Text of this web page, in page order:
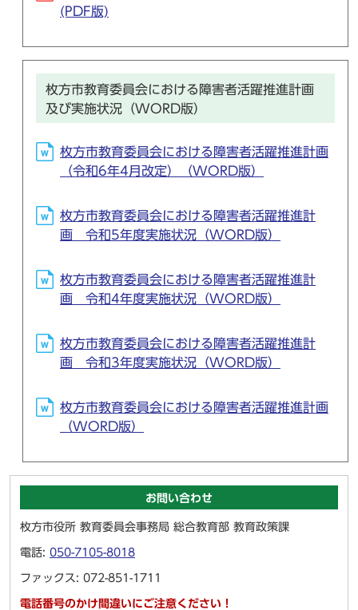
(PDF版)
枚方市教育委員会における障害者活躍推進計画
及び実施状況（WORD版）
枚方市教育委員会における障害者活躍推進計画
（令和6年4月改定）（WORD版）
枚方市教育委員会における障害者活躍推進計
画 令和5年度実施状況（WORD版）
枚方市教育委員会における障害者活躍推進計
画 令和4年度実施状況（WORD版）
枚方市教育委員会における障害者活躍推進計
画 令和3年度実施状況（WORD版）
枚方市教育委員会における障害者活躍推進計画
（WORD版）
お問い合わせ
枚方市役所 教育委員会事務局 総合教育部 教育政策課
電話: 050-7105-8018
ファックス: 072-851-1711
電話番号のかけ間違いにご注意ください！